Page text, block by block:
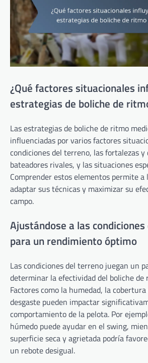
¿Qué factores situacionales
estrategias de boliche de
Las estrategias de boliche de ritmo
influenciadas por varios factores
condiciones del terreno, las fortalezas y
bateadores rivales, y las situaciones
Comprender estos elementos permite a
adaptar sus técnicas y maximizar su
campo.
Ajustándose a las
para un rendimiento óptimo
Las condiciones del terreno juegan un
determinar la efectividad del boliche de
Factores como la humedad, la
desgaste pueden impactar
comportamiento de la pelota. Por
húmedo puede ayudar en el swing,
superficie seca y agrietada podría
un rebote desigual.